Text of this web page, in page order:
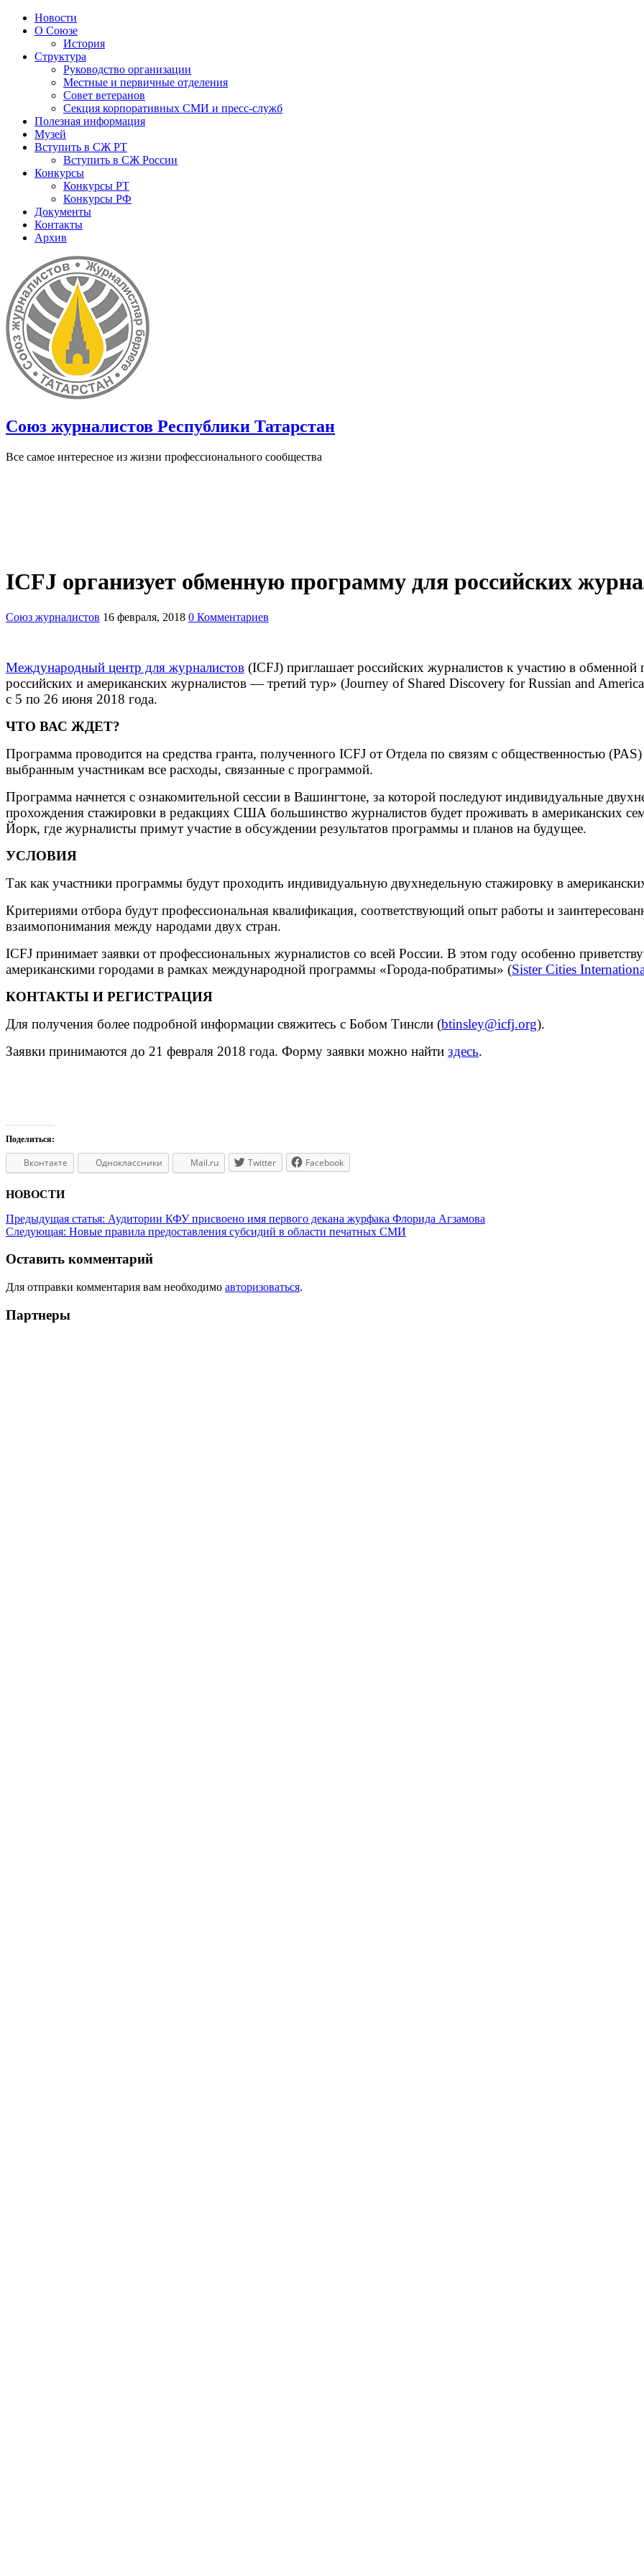
Новости
О Союзе
История
Структура
Руководство организации
Местные и первичные отделения
Совет ветеранов
Секция корпоративных СМИ и пресс-служб
Полезная информация
Музей
Вступить в СЖ РТ
Вступить в СЖ России
Конкурсы
Конкурсы РТ
Конкурсы РФ
Документы
Контакты
Архив
Союз журналистов Республики Татарстан
Все самое интересное из жизни профессионального сообщества
ICFJ организует обменную программу для российских
Союз журналистов 16 февраля, 2018 0 Комментариев
Международный центр для журналистов (ICFJ) приглашает российских журналистов к участию в
российских и американских журналистов — третий тур» (Journey of Shared Discovery for Russian and
с 5 по 26 июня 2018 года.
ЧТО ВАС ЖДЕТ?
Программа проводится на средства гранта, полученного ICFJ от Отдела по связям с общественностью
выбранным участникам все расходы, связанные с программой.
Программа начнется с ознакомительной сессии в Вашингтоне, за которой последуют индивидуальные
прохождения стажировки в редакциях США большинство журналистов будет проживать в американских
Йорк, где журналисты примут участие в обсуждении результатов программы и планов на будущее.
УСЛОВИЯ
Так как участники программы будут проходить индивидуальную двухнедельную стажировку в
Критериями отбора будут профессиональная квалификация, соответствующий опыт работы и
взаимопонимания между народами двух стран.
ICFJ принимает заявки от профессиональных журналистов со всей России. В этом году особенно
американскими городами в рамках международной программы «Города-побратимы» (Sister Cities
КОНТАКТЫ И РЕГИСТРАЦИЯ
Для получения более подробной информации свяжитесь с Бобом Тинсли (btinsley@icfj.org).
Заявки принимаются до 21 февраля 2018 года. Форму заявки можно найти здесь.
Поделиться:
Вконтакте Одноклассники Mail.ru Twitter Facebook
НОВОСТИ
Предыдущая статья: Аудитории КФУ присвоено имя первого декана журфака Флорида Агзамова
Следующая: Новые правила предоставления субсидий в области печатных СМИ
Оставить комментарий
Для отправки комментария вам необходимо авторизоваться.
Партнеры